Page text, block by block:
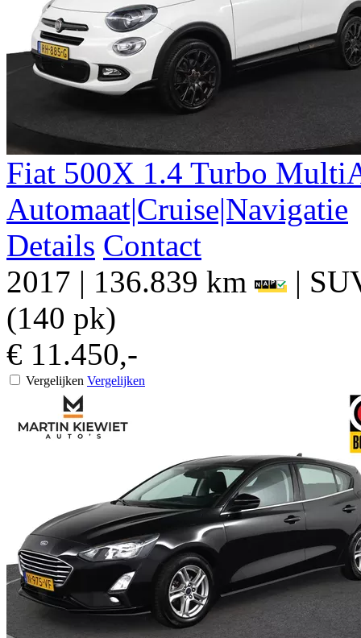
Fiat 500X 1.4 Turbo
Automaat|Cruise|Navigatie
Details Contact
2017 | 136.839 km |
(140 pk)
€ 11.450,-
Vergelijken Vergelijken